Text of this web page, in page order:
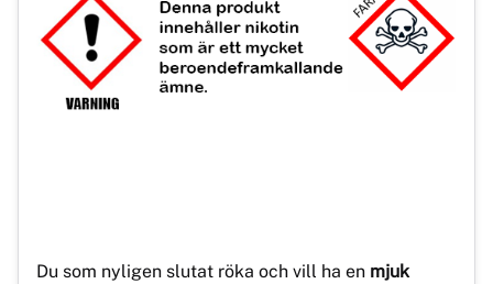
Du som nyligen slutat röka och vill ha en mjuk